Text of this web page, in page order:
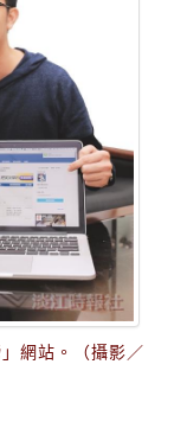
網站。（攝影／